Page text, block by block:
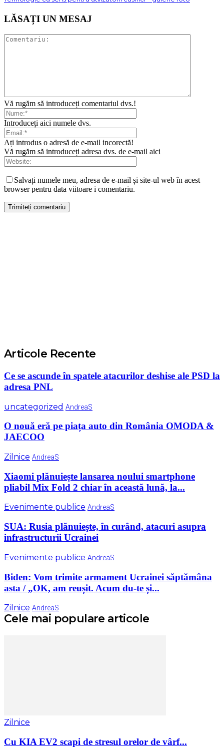
LĂSAȚI UN MESAJ
Vă rugăm să introduceți comentariul dvs.!
Introduceți aici numele dvs.
Ați introdus o adresă de e-mail incorectă!
Vă rugăm să introduceți adresa dvs. de e-mail aici
Salvați numele meu, adresa de e-mail și site-ul web în acest
browser pentru data viitoare i comentariu.
Articole Recente
Ce se ascunde în spatele atacurilor deshise ale PSD la
adresa PNL
uncategorized AndreaS
O nouă eră pe piața auto din România OMODA &
JAECOO
Zilnice AndreaS
Xiaomi plănuiește lansarea noului smartphone
pliabil Mix Fold 2 chiar în această lună, la...
Evenimente publice AndreaS
SUA: Rusia plănuieşte, în curând, atacuri asupra
infrastructurii Ucrainei
Evenimente publice AndreaS
Biden: Vom trimite armament Ucrainei săptămâna
asta / „OK, am reușit. Acum du-te și...
Zilnice AndreaS
Cele mai populare articole
Zilnice
Cu KIA EV2 scapi de stresul orelor de vârf...